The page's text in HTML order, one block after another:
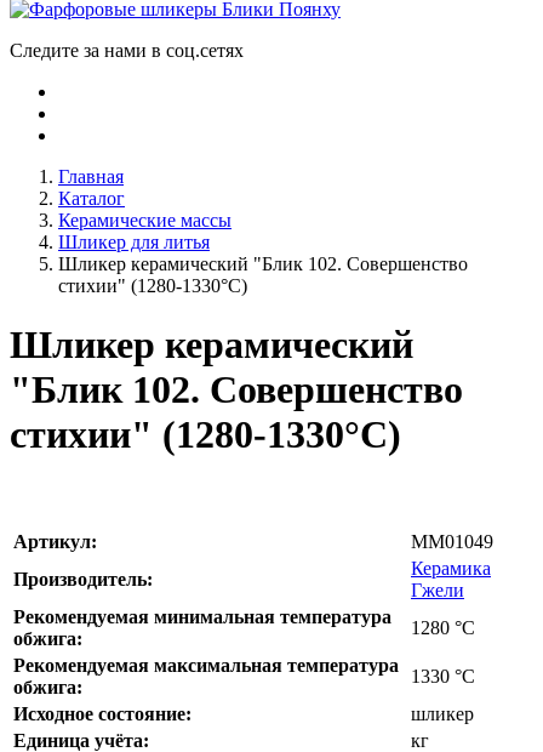
Следите за нами в соц.сетях
Главная
Каталог
Керамические массы
Шликер для литья
Шликер керамический "Блик 102. Совершенство
стихии" (1280-1330°С)
Шликер керамический
"Блик 102. Совершенство
стихии" (1280-1330°С)
Артикул:
MM01049
Производитель:
Керамика
Гжели
Рекомендуемая минимальная температура
обжига:
1280 °С
Рекомендуемая максимальная температура
обжига:
1330 °С
Исходное состояние:
шликер
Единица учёта:
кг